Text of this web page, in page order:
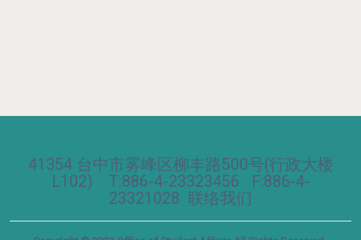
41354 台中市雾峰区柳丰路500号(行政大楼
L102) T:886-4-23323456 F:886-4-
23321028 联络我们